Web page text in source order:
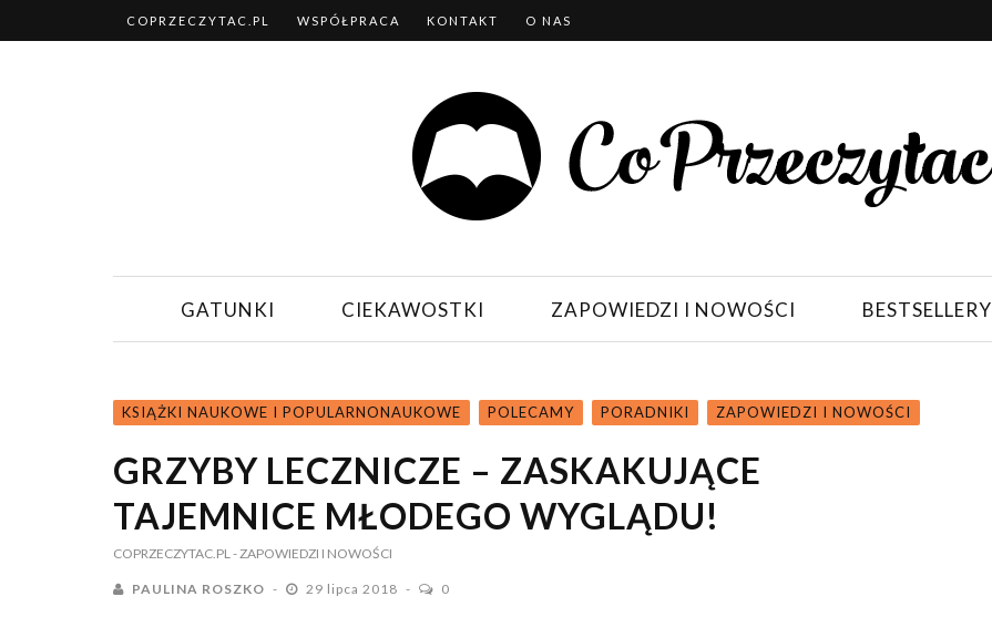
COPRZECZYTAC.PL WSPÓŁPRACA KONTAKT O NAS
GATUNKI CIEKAWOSTKI ZAPOWIEDZI I NOWOŚCI BESTSELLERY
KSIĄŻKI NAUKOWE I POPULARNONAUKOWE POLECAMY PORADNIKI ZAPOWIEDZI I NOWOŚCI
GRZYBY LECZNICZE – ZASKAKUJĄCE
TAJEMNICE MŁODEGO WYGLĄDU!
COPRZECZYTAC.PL- ZAPOWIEDZI I NOWOŚCI
PAULINA ROSZKO 29 lipca 2018 0